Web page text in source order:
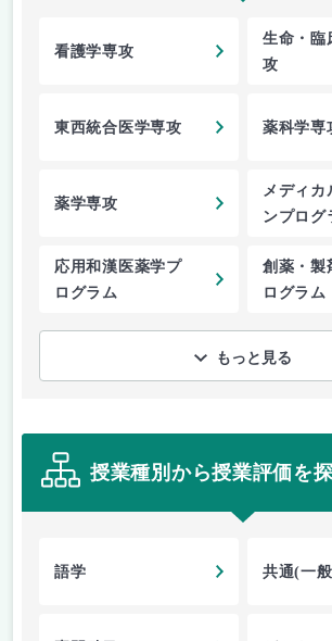
看護学専攻
生命・臨
攻
東西統合医学専攻 薬科学専
薬学専攻
メディカ
ンプログ
応用和漢医薬学プ
ログラム
創薬・製
ログラム
もっと見る
授業種別から授業評価を
語学 共通(一